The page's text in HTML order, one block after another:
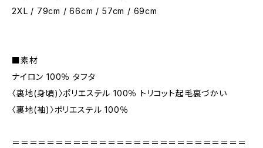
2XL / 79cm / 66cm / 57cm / 69cm
■素材
ナイロン 100％ タフタ
〈裏地(身頃)〉ポリエステル 100％ トリコット起毛裏づかい
〈裏地(袖)〉ポリエステル 100％
＝＝＝＝＝＝＝＝＝＝＝＝＝＝＝＝＝＝＝＝＝＝＝＝＝＝＝